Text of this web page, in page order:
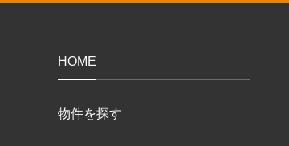
HOME
物件を探す